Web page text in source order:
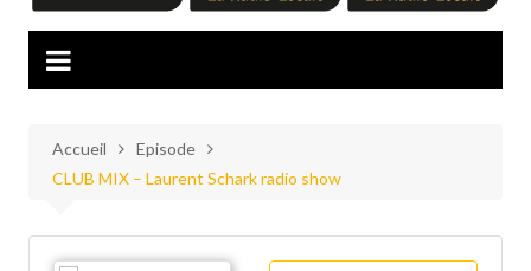
Accueil
Episode
CLUB MIX – Laurent Schark radio show